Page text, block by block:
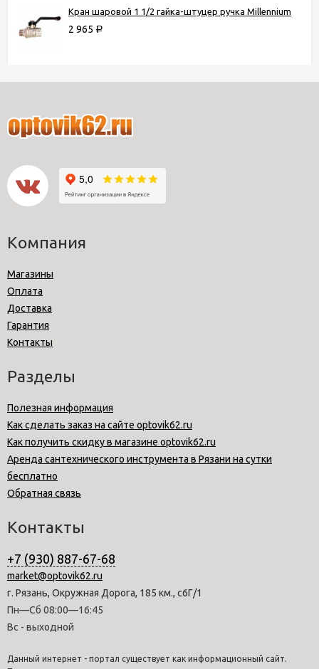
Кран шаровой 1 1/2 гайка-штуцер ручка Millennium
2 965 Р
Компания
Магазины
Оплата
Доставка
Гарантия
Контакты
Разделы
Полезная информация
Как сделать заказ на сайте optovik62.ru
Как получить скидку в магазине optovik62.ru
Аренда сантехнического инструмента в Рязани на сутки
бесплатно
Обратная связь
Контакты
+7 (930) 887-67-68
market@optovik62.ru
г. Рязань, Окружная Дорога, 185 км., с6Г/1
Пн—Сб 08:00—16:45
Вс - выходной
Данный интернет - портал существует как информационный сайт.